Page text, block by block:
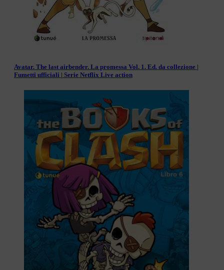
Avatar. The last airbender. La promessa Vol. 1. Ed. da collezione |
Fumetti ufficiali | Serie Netflix Live action